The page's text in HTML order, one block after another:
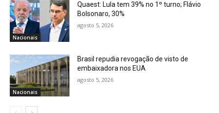
Nacionais
Quaest: Lula tem 39% no 1º turno; Flávio
Bolsonaro, 30%
agosto 5, 2026
Nacionais
Brasil repudia revogação de visto de
embaixadora nos EUA
agosto 5, 2026